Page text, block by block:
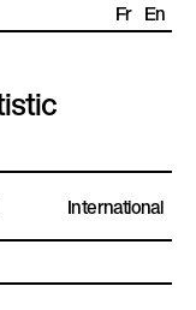
Fr En
International